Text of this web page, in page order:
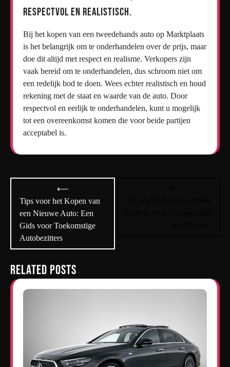
respectvol en realistisch.
Bij het kopen van een tweedehands auto op Marktplaats
is het belangrijk om te onderhandelen over de prijs, maar
doe dit altijd met respect en realisme. Verkopers zijn
vaak bereid om te onderhandelen, dus schroom niet om
een redelijk bod te doen. Wees echter realistisch en houd
rekening met de staat en waarde van de auto. Door
respectvol en eerlijk te onderhandelen, kunt u mogelijk
tot een overeenkomst komen die voor beide partijen
acceptabel is.
navigatie
⟵
Tips voor het Kopen van
een Nieuwe Auto: Een
Gids voor Toekomstige
Autobezitters
Related Posts